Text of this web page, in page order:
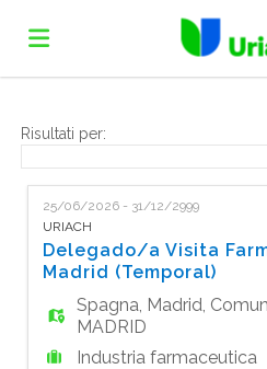
Offerte
di
lavoro
Carica
ilLogin
Risultati per:
25/06/2026 - 31/12/2999
URIACH
Delegado/a Visita
Madrid (Temporal)
Spagna, Madrid,
MADRID
Industria farmaceutica